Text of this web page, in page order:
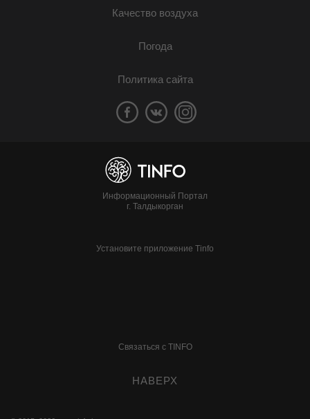
Качество воздуха
Погода
Политика сайта
Информационный Портал
г. Талдыкорган
Установите приложение Tinfo
Связаться с TINFO
НАВЕРХ